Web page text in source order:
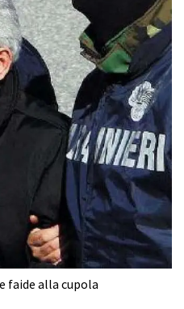
faide alla cupola